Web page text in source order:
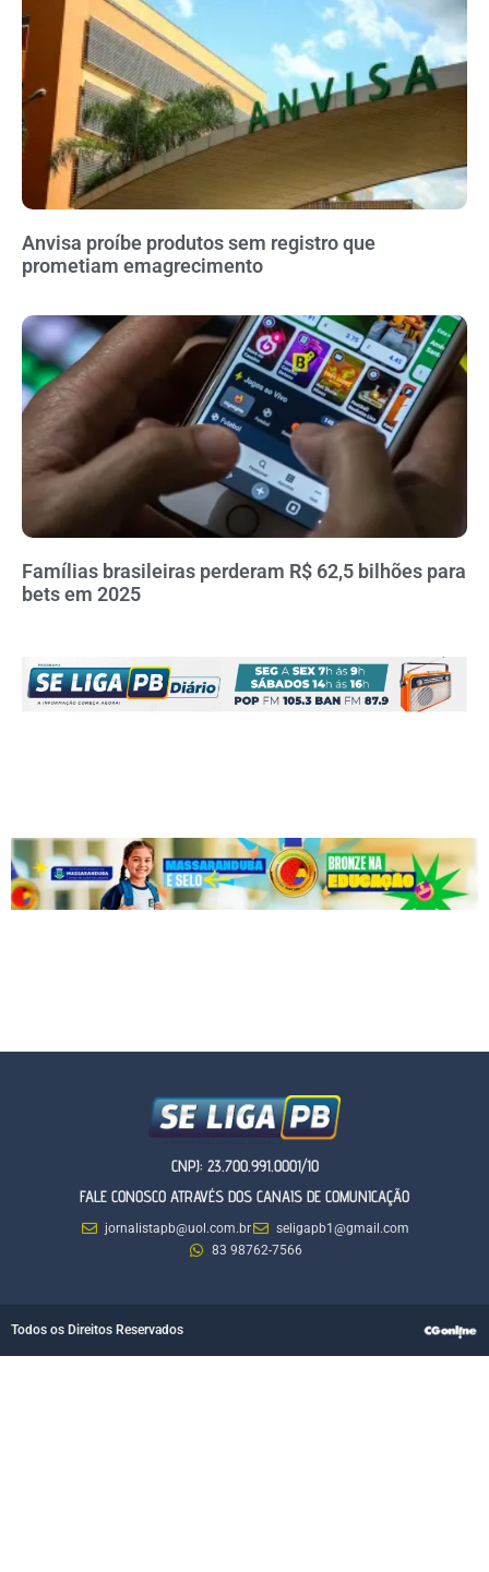
Anvisa proíbe produtos sem registro que
prometiam emagrecimento
Famílias brasileiras perderam R$ 62,5 bilhões para
bets em 2025
CNPJ: 23.700.991.0001/10
FALE CONOSCO ATRAVÉS DOS CANAIS DE COMUNICAÇÃO
jornalistapb@uol.com.br
seligapb1@gmail.com
83 98762-7566
Todos os Direitos Reservados